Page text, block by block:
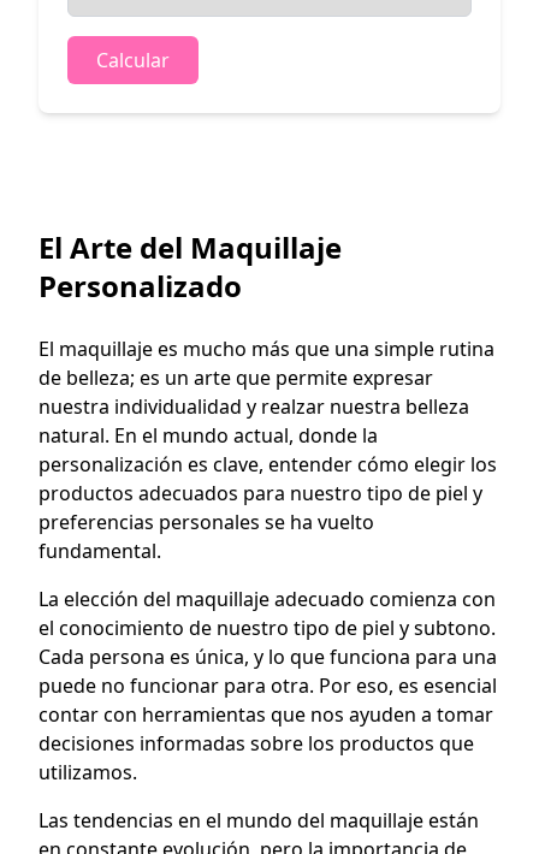
Calcular
El Arte del Maquillaje
Personalizado
El maquillaje es mucho más que una simple rutina
de belleza; es un arte que permite expresar
nuestra individualidad y realzar nuestra belleza
natural. En el mundo actual, donde la
personalización es clave, entender cómo elegir los
productos adecuados para nuestro tipo de piel y
preferencias personales se ha vuelto
fundamental.
La elección del maquillaje adecuado comienza con
el conocimiento de nuestro tipo de piel y subtono.
Cada persona es única, y lo que funciona para una
puede no funcionar para otra. Por eso, es esencial
contar con herramientas que nos ayuden a tomar
decisiones informadas sobre los productos que
utilizamos.
Las tendencias en el mundo del maquillaje están